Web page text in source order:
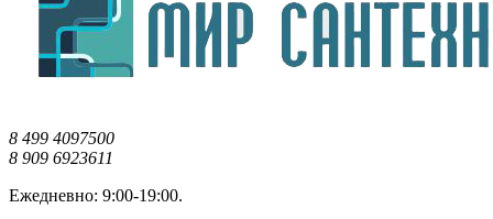
8 499 4097500
8 909 6923611
Ежедневно: 9:00-19:00.